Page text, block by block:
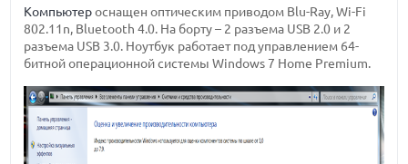
Компьютероснащен оптическим приводом Blu-Ray, Wi-Fi
802.11n, Bluetooth 4.0. На борту – 2 разъема USB 2.0 и 2
разъема USB 3.0. Ноутбук работает под управлением 64-
битной операционной системы Windows 7 Home Premium.